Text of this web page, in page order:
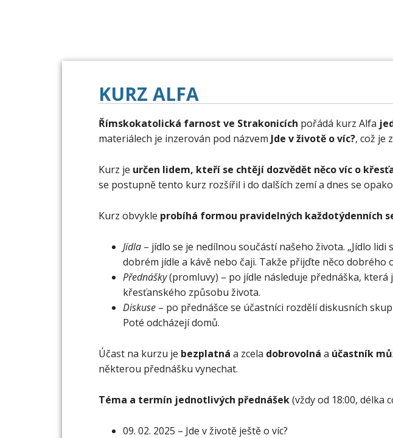
KURZ ALFA
Římskokatolická farnost ve Strakonicích pořádá kurz Alfa
materiálech je inzerován pod názvem Jde v životě o víc?, což je
Kurz je určen lidem, kteří se chtějí dozvědět něco víc o
se postupně tento kurz rozšířil i do dalších zemí a dnes se
Kurz obvykle probíhá formou pravidelných každotýdenních
Jídla – jídlo se je nedílnou součástí našeho života. „Jídlo
dobrém jídle a kávě nebo čaji. Takže přijďte něco
Přednášky(promluvy) – po jídle následuje přednáška,
křesťanského způsobu života.
Diskuse – po přednášce se účastníci rozdělí diskusních
Poté odcházejí domů.
Účast na kurzu je bezplatná a zcela dobrovolná a účastník
některou přednášku vynechat.
Téma a termín jednotlivých přednášek(vždy od 18:00, délka
09. 02. 2025 – Jde v životě ještě o víc?